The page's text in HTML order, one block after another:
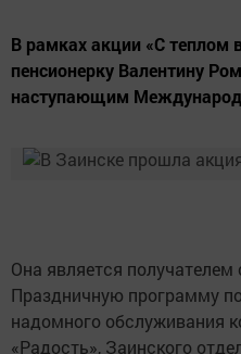
В рамках акции «С
пенсионерку Валентину
наступающим
Она является получателем
Праздничную программу
надомного обслуживания
«Радость», Заинского